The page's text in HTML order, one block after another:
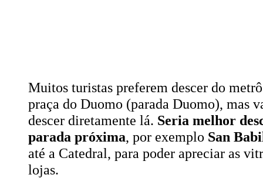
Muitos turistas preferem descer do
praça do Duomo (parada Duomo), mas
descer diretamente lá. Seria melhor
parada próxima, por exemplo San
até a Catedral, para poder apreciar as
lojas.